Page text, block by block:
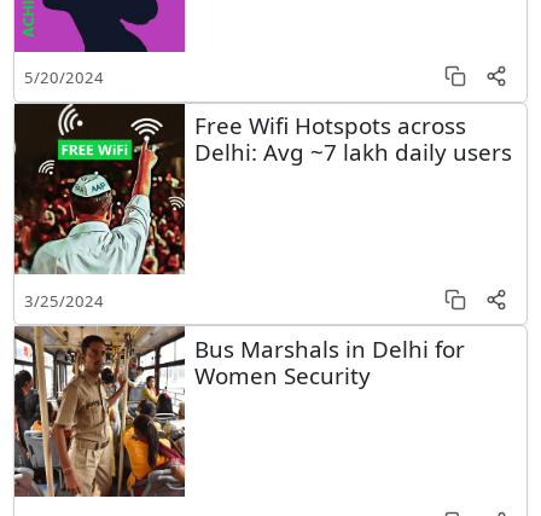
5/20/2024
Free Wifi Hotspots across
Delhi: Avg ~7 lakh daily users
3/25/2024
Bus Marshals in Delhi for
Women Security